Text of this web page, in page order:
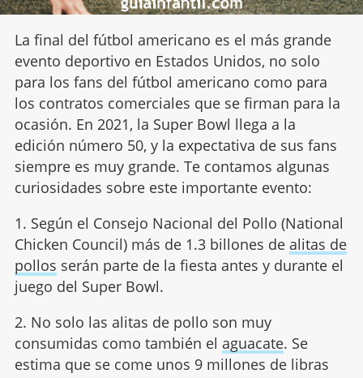
La final del fútbol americano es el más grande
evento deportivo en Estados Unidos, no solo
para los fans del fútbol americano como para
los contratos comerciales que se firman para la
ocasión. En 2021, la Super Bowl llega a la
edición número 50, y la expectativa de sus fans
siempre es muy grande. Te contamos algunas
curiosidades sobre este importante evento:
1. Según el Consejo Nacional del Pollo (National
Chicken Council) más de 1.3 billones de alitas de
pollos serán parte de la fiesta antes y durante el
juego del Super Bowl.
2. No solo las alitas de pollo son muy
consumidas como también el aguacate. Se
estima que se come unos 9 millones de libras